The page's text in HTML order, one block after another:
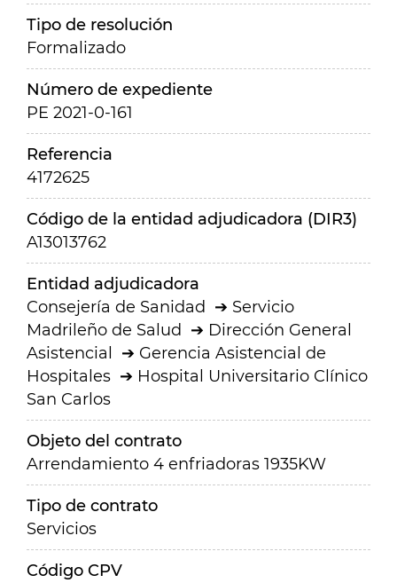
Tipo de resolución
Formalizado
Número de expediente
PE 2021-0-161
Referencia
4172625
Código de la entidad adjudicadora (DIR3)
A13013762
Entidad adjudicadora
Consejería de Sanidad
Servicio
Madrileño de Salud
Dirección General
Asistencial
Gerencia Asistencial de
Hospitales
Hospital Universitario Clínico
San Carlos
Objeto del contrato
Arrendamiento 4 enfriadoras 1935KW
Tipo de contrato
Servicios
Código CPV